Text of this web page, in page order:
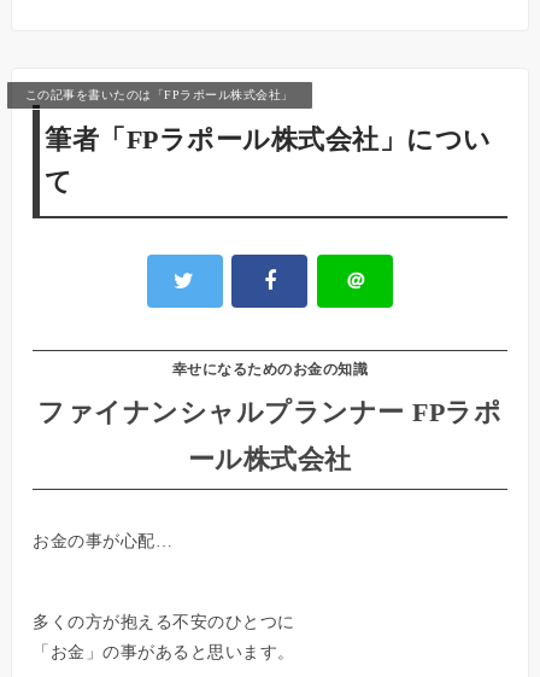
この記事を書いたのは「FPラポール株式会社」
筆者「FPラポール株式会社」につい
て
＠
幸せになるためのお金の知識
ファイナンシャルプランナー FPラポ
ール株式会社
お金の事が心配…
多くの方が抱える不安のひとつに
「お金」の事があると思います。